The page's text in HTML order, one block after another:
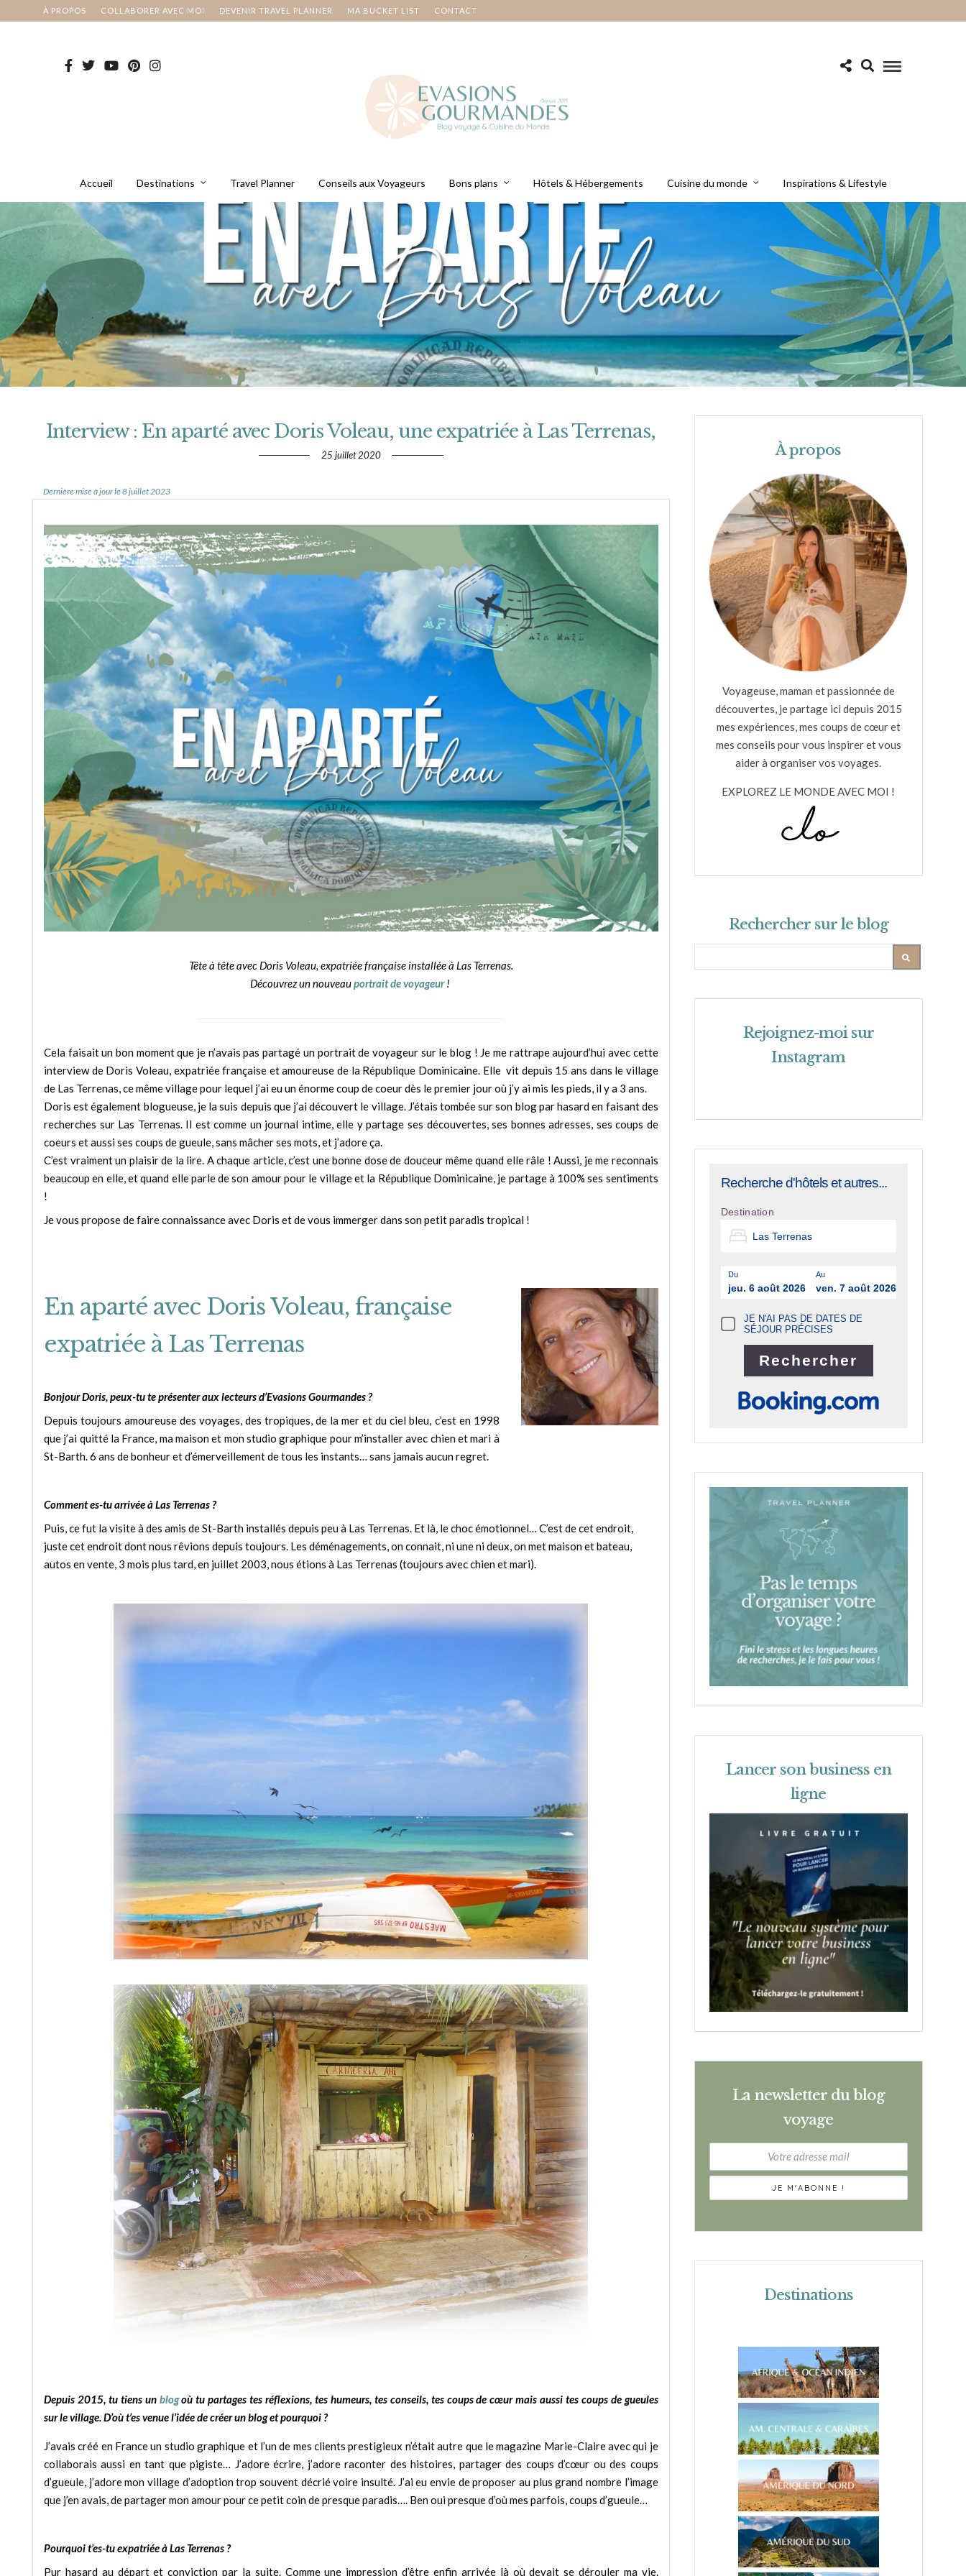
À PROPOS COLLABORER AVEC MOI DEVENIR TRAVEL PLANNER MA BUCKET LIST CONTACT
Accueil Destinations Travel Planner Conseils aux Voyageurs Bons plans Hôtels & Hébergements Cuisine du monde Inspirations & Lifestyle
Interview : En aparté avec Doris Voleau, une expatriée à Las Terrenas,
25 juillet 2020
Dernière mise à jour le 8 juillet 2023
Tête à tête avec Doris Voleau, expatriée française installée à Las Terrenas.
Découvrez un nouveauportrait de voyageur !
Cela faisait un bon moment que je n’avais pas partagé un portrait de voyageur sur le blog ! Je me rattrape aujourd’hui avec cette
interview de Doris Voleau, expatriée française et amoureuse de la République Dominicaine. Elle vit depuis 15 ans dans le village
de Las Terrenas, ce même village pour lequel j’ai eu un énorme coup de coeur dès le premier jour où j’y ai mis les pieds, il y a 3 ans.
Doris est également blogueuse, je la suis depuis que j’ai découvert le village. J’étais tombée sur son blog par hasard en faisant des
recherches sur Las Terrenas. Il est comme un journal intime, elle y partage ses découvertes, ses bonnes adresses, ses coups de
coeurs et aussi ses coups de gueule, sans mâcher ses mots, et j’adore ça.
C’est vraiment un plaisir de la lire. A chaque article, c’est une bonne dose de douceur même quand elle râle ! Aussi, je me reconnais
beaucoup en elle, et quand elle parle de son amour pour le village et la République Dominicaine, je partage à 100% ses sentiments
!
Je vous propose de faire connaissance avec Doris et de vous immerger dans son petit paradis tropical !
En aparté avec Doris Voleau, française
expatriée à Las Terrenas
Bonjour Doris, peux-tu te présenter aux lecteurs d’Evasions Gourmandes ?
Depuis toujours amoureuse des voyages, des tropiques, de la mer et du ciel bleu, c’est en 1998
que j’ai quitté la France, ma maison et mon studio graphique pour m’installer avec chien et mari à
St-Barth. 6 ans de bonheur et d’émerveillement de tous les instants… sans jamais aucun regret.
Comment es-tu arrivée à Las Terrenas ?
Puis, ce fut la visite à des amis de St-Barth installés depuis peu à Las Terrenas. Et là, le choc émotionnel… C’est de cet endroit,
juste cet endroit dont nous rêvions depuis toujours. Les déménagements, on connait, ni une ni deux, on met maison et bateau,
autos en vente, 3 mois plus tard, en juillet 2003, nous étions à Las Terrenas (toujours avec chien et mari).
Depuis 2015, tu tiens un blogoù tu partages tes réflexions, tes humeurs, tes conseils, tes coups de cœur mais aussi tes coups de gueules
sur le village. D’où t’es venue l’idée de créer un blog et pourquoi ?
J’avais créé en France un studio graphique et l’un de mes clients prestigieux n’était autre que le magazine Marie-Claire avec qui je
collaborais aussi en tant que pigiste… J’adore écrire, j’adore raconter des histoires, partager des coups d’cœur ou des coups
d’gueule, j’adore mon village d’adoption trop souvent décrié voire insulté. J’ai eu envie de proposer au plus grand nombre l’image
que j’en avais, de partager mon amour pour ce petit coin de presque paradis…. Ben oui presque d’où mes parfois, coups d’gueule…
Pourquoi t’es-tu expatriée à Las Terrenas ?
Pur hasard au départ et conviction par la suite. Comme une impression d’être enfin arrivée là où devait se dérouler ma vie.
À propos
Voyageuse, maman et passionnée de
découvertes, je partage ici depuis 2015
mes expériences, mes coups de cœur et
mes conseils pour vous inspirer et vous
aider à organiser vos voyages.
EXPLOREZ LE MONDE AVEC MOI !
Rechercher sur le blog
Rejoignez-moi sur
Instagram
Recherche d'hôtels et autres...
Destination
Du
jeu. 6 août 2026
Au
ven. 7 août 2026
JE N'AI PAS DE DATES DE
SÉJOUR PRÉCISES
Lancer son business en
ligne
La newsletter du blog
voyage
Destinations